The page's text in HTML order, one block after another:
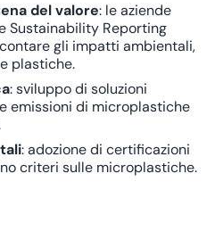
del valore: le aziende
Sustainability Reporting
gli impatti ambientali,
plastiche.
: sviluppo di soluzioni
emissioni di microplastiche
: adozione di certificazioni
criteri sulle microplastiche.